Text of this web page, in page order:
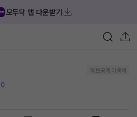
모두닥 앱 다운받기
정보공개 미동의
0